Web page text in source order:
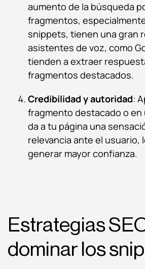
aumento de la búsqueda
fragmentos,
snippets, tienen una gran
asistentes de voz, como
tienden a extraer
fragmentos destacados.
Credibilidad y autoridad:
fragmento destacado o en
da a tu página una
relevancia ante el usuario,
generar mayor confianza.
Estrategias
dominar los